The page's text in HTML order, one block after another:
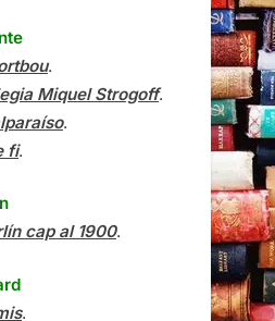
.
Miquel Strogoff.
.
fi.
cap al 1900.
.